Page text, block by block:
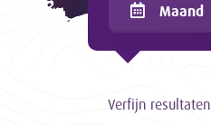
Maand
Verfijn resultaten